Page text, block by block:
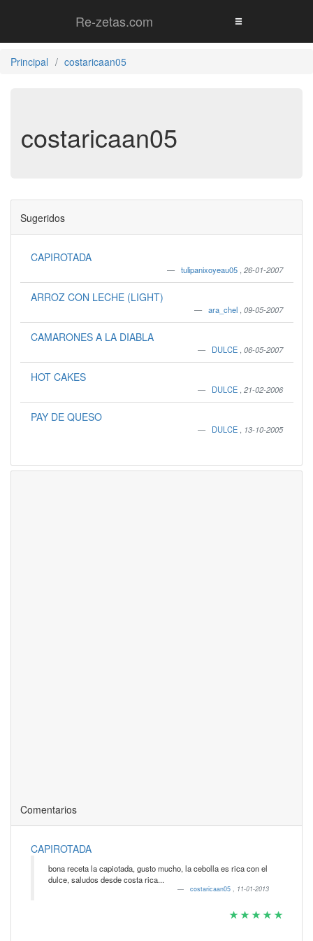
Re-zetas.com
Principal costaricaan05
costaricaan05
Sugeridos
CAPIROTADA
tulipanixoyeau05 26-01-2007
ARROZ CON LECHE (LIGHT)
ara_chel 09-05-2007
CAMARONES A LA DIABLA
DULCE 06-05-2007
HOT CAKES
DULCE 21-02-2006
PAY DE QUESO
DULCE 13-10-2005
Comentarios
CAPIROTADA
bona receta la capiotada, gusto mucho, la cebolla es rica con el
dulce, saludos desde costa rica...
costaricaan05 , 11-01-2013